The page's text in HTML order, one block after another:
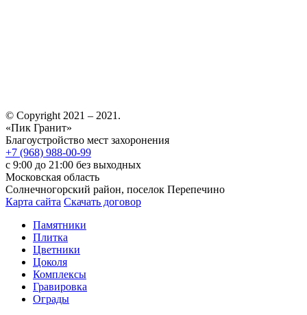
© Copyright 2021 – 2021.
«Пик Гранит»
Благоустройство мест захоронения
+7 (968) 988-00-99
с 9:00 до 21:00 без выходных
Московская область
Солнечногорский район, поселок Перепечино
Карта сайта Скачать договор
Памятники
Плитка
Цветники
Цоколя
Комплексы
Гравировка
Ограды